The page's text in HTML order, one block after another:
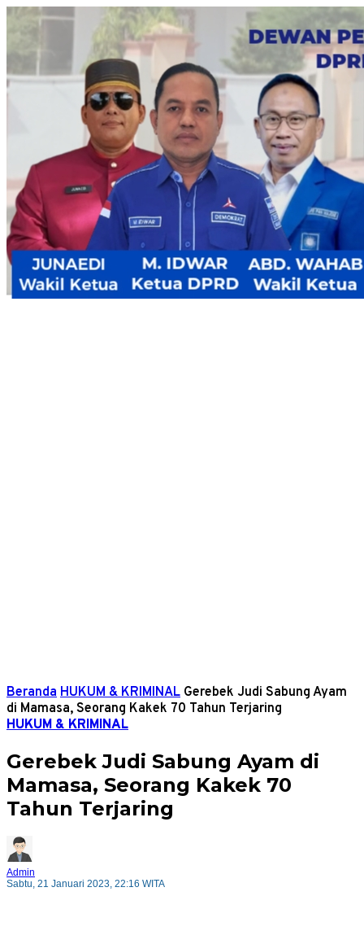
Beranda HUKUM & KRIMINAL Gerebek Judi Sabung Ayam
di Mamasa, Seorang Kakek 70 Tahun Terjaring
HUKUM & KRIMINAL
Gerebek Judi Sabung Ayam di
Mamasa, Seorang Kakek 70
Tahun Terjaring
Admin
Sabtu, 21 Januari 2023, 22:16 WITA